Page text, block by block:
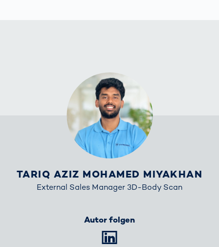
TARIQ AZIZ MOHAMED MIYAKHAN
External Sales Manager 3D-Body Scan
Autor folgen